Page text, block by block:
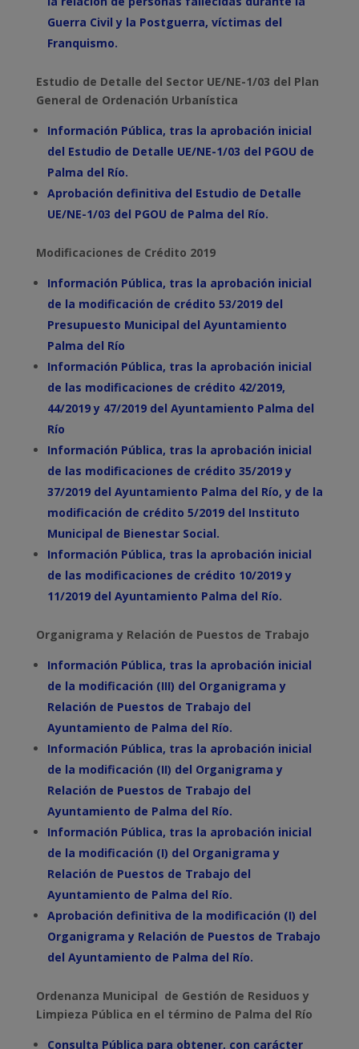
Guerra Civil y la Postguerra, víctimas del
Franquismo.
Estudio de Detalle del Sector UE/NE-1/03 del Plan
General de Ordenación Urbanística
Información Pública, tras la aprobación inicial
del Estudio de Detalle UE/NE-1/03 del PGOU de
Palma del Río.
Aprobación definitiva del Estudio de Detalle
UE/NE-1/03 del PGOU de Palma del Río.
Modificaciones de Crédito 2019
Información Pública, tras la aprobación inicial
de la modificación de crédito 53/2019 del
Presupuesto Municipal del Ayuntamiento
Palma del Río
Información Pública, tras la aprobación inicial
de las modificaciones de crédito 42/2019,
44/2019 y 47/2019 del Ayuntamiento Palma del
Río
Información Pública, tras la aprobación inicial
de las modificaciones de crédito 35/2019 y
37/2019 del Ayuntamiento Palma del Río, y de la
modificación de crédito 5/2019 del Instituto
Municipal de Bienestar Social.
Información Pública, tras la aprobación inicial
de las modificaciones de crédito 10/2019 y
11/2019 del Ayuntamiento Palma del Río.
Organigrama y Relación de Puestos de Trabajo
Información Pública, tras la aprobación inicial
de la modificación (III) del Organigrama y
Relación de Puestos de Trabajo del
Ayuntamiento de Palma del Río.
Información Pública, tras la aprobación inicial
de la modificación (II) del Organigrama y
Relación de Puestos de Trabajo del
Ayuntamiento de Palma del Río.
Información Pública, tras la aprobación inicial
de la modificación (I) del Organigrama y
Relación de Puestos de Trabajo del
Ayuntamiento de Palma del Río.
Aprobación definitiva de la modificación (I) del
Organigrama y Relación de Puestos de Trabajo
del Ayuntamiento de Palma del Río.
Ordenanza Municipal de Gestión de Residuos y
Limpieza Pública en el término de Palma del Río
Consulta Pública para obtener, con carácter